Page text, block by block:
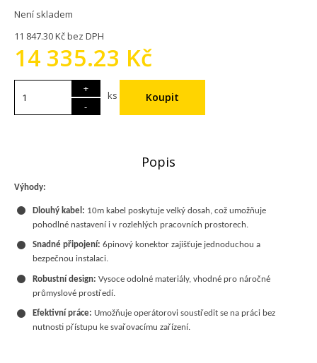
Není skladem
11 847.30 Kč bez DPH
14 335.23 Kč
+
-
ks
Popis
Výhody:
Dlouhý kabel: 10m kabel poskytuje velký dosah, což umožňuje
pohodlné nastavení i v rozlehlých pracovních prostorech.
Snadné připojení: 6pinový konektor zajišťuje jednoduchou a
bezpečnou instalaci.
Robustní design: Vysoce odolné materiály, vhodné pro náročné
průmyslové prostředí.
Efektivní práce: Umožňuje operátorovi soustředit se na práci bez
nutnosti přístupu ke svařovacímu zařízení.